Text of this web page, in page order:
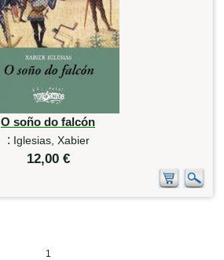
O soño do falcón
: Iglesias, Xabier
12,00 €
1